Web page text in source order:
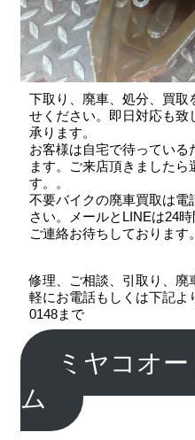
下取り、廃車、処分、買取
せください。即日対応も致
承ります。
お客様は自宅で待ってい
ます。ご来店頂きましたら
す。。
不要バイクの廃車買取は電
さい。メールとLINEは24時
ご連絡お待ちしております。
修理、ご相談、引取り、廃
軽にお電話もしくは下記よ
0148まで
ミヤコオ
ム